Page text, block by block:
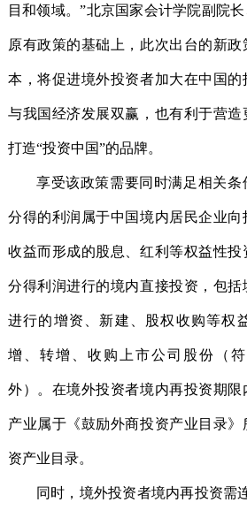
目和领域。”北京国家会计学院副院
原有政策的基础上，此次出台的新
本，将促进境外投资者加大在中国
与我国经济发展双赢，也有利于营造
打造“投资中国”的品牌。
享受该政策需要同时满足相关
分得的利润属于中国境内居民企业
收益而形成的股息、红利等权益性投
分得利润进行的境内直接投资，包括
进行的增资、新建、股权收购等权
增、转增、收购上市公司股份（
外）。在境外投资者境内再投资期
产业属于《鼓励外商投资产业目录
资产业目录。
同时，境外投资者境内再投资需